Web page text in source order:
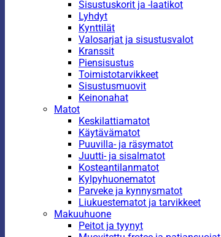
Sisustuskorit ja -laatikot
Lyhdyt
Kynttilät
Valosarjat ja sisustusvalot
Kranssit
Piensisustus
Toimistotarvikkeet
Sisustusmuovit
Keinonahat
Matot
Keskilattiamatot
Käytävämatot
Puuvilla- ja räsymatot
Juutti- ja sisalmatot
Kosteantilanmatot
Kylpyhuonematot
Parveke ja kynnysmatot
Liukuestematot ja tarvikkeet
Makuuhuone
Peitot ja tyynyt